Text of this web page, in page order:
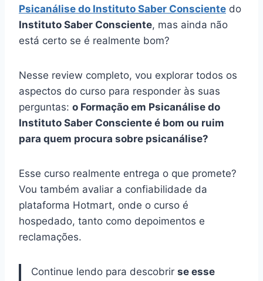
Psicanálise do Instituto Saber Consciente do
Instituto Saber Consciente, mas ainda não
está certo se é realmente bom?
Nesse review completo, vou explorar todos os
aspectos do curso para responder às suas
perguntas: o Formação em Psicanálise do
Instituto Saber Consciente é bom ou ruim
para quem procura sobre psicanálise?
Esse curso realmente entrega o que promete?
Vou também avaliar a confiabilidade da
plataforma Hotmart, onde o curso é
hospedado, tanto como depoimentos e
reclamações.
Continue lendo para descobrir se esse